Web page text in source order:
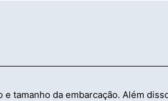
tamanho da embarcação. Além